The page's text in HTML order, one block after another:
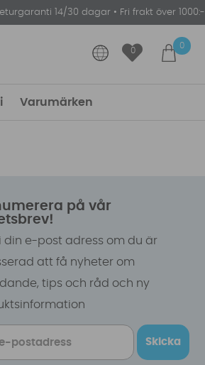
14/30 dagar • Fri frakt över 1000:-
0
0
Varumärken
på vår
din e-post adress om du är
att få nyheter om
tips och råd och ny
Skicka